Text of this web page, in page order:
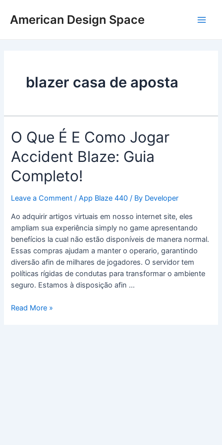
American Design Space
blazer casa de aposta
O Que É E Como Jogar
Accident Blaze: Guia
Completo!
Leave a Comment /App Blaze 440 / By Developer
Ao adquirir artigos virtuais em nosso internet site, eles
ampliam sua experiência simply no game apresentando
benefícios la cual não estão disponíveis de manera normal.
Essas compras ajudam a manter o operario, garantindo
diversão afin de milhares de jogadores. O servidor tem
políticas rígidas de condutas para transformar o ambiente
seguro. Estamos à disposição afin …
O
Que
É
Como
Accident
Blaze:
Completo!
Read More »